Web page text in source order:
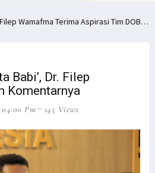
Senator Filep Wamafma Terima Aspirasi Tim DOB Manokwari Barat
Babi’, Dr. Filep
Komentarnya
Pm 145 Views